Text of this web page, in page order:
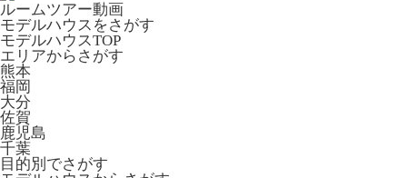
ルームツアー動画
モデルハウスをさがす
モデルハウスTOP
エリアからさがす
熊本
福岡
大分
佐賀
鹿児島
千葉
目的別でさがす